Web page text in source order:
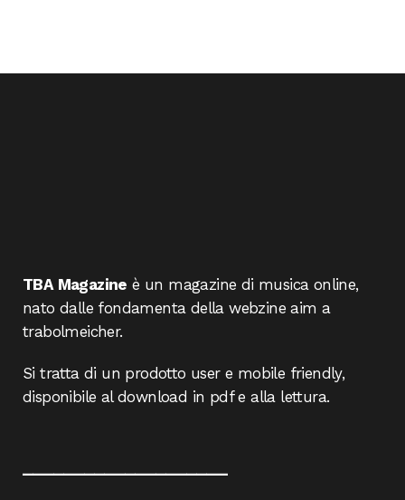
TBA Magazine è un magazine di musica online,
nato dalle fondamenta della webzine aim a
trabolmeicher.
Si tratta di un prodotto user e mobile friendly,
disponibile al download in pdf e alla lettura.